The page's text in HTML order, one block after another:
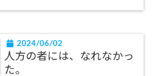
2024/06/02
人方の者には、なれなかっ
た。